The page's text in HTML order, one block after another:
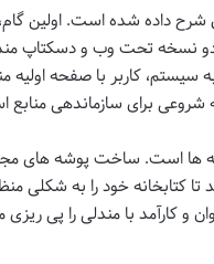
شرح داده شده است. اولین
دو نسخه تحت وب و دسکتاپ
کاربر با صفحه اولیه
برای سازماندهی منابع
ها است. ساخت پوشه های
تا کتابخانه خود را به شکلی
و کارآمد با مندلی را پی ریزی